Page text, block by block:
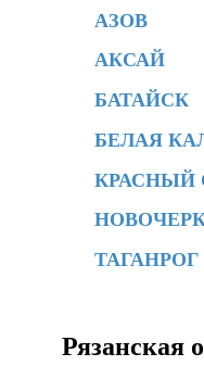
АЗОВ
АКСАЙ
БАТАЙСК
БЕЛАЯ
КРАСНЫЙ
ТАГАНРОГ
Рязанская